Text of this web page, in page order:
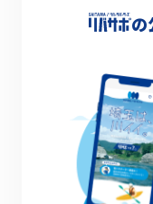
の